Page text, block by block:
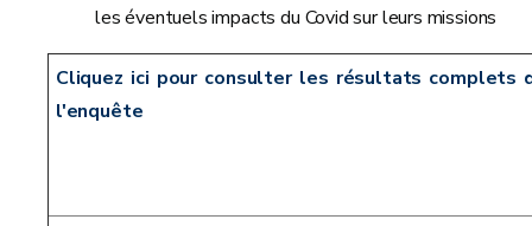
les éventuels impacts du Covid sur leurs missions
Cliquez ici pour consulter les résultats complets
l'enquête